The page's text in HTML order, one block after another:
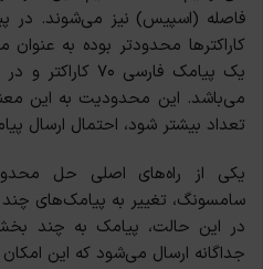
فاصله (اسپیس) نیز می‌شوند. در
کاراکترها محدودتر بوده به عنوان
می‌باشد. این محدودیت به این
تعداد بیشتر شود، احتمال ارسال
یکی از راه‌های اصلی حل
در این حالت، پیامک به چند
جداگانه ارسال می‌شود که این